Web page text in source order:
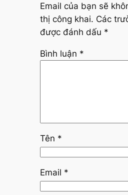
Email của bạn sẽ
thị công khai. Các
được đánh dấu *
Bình luận *
Tên *
Email *